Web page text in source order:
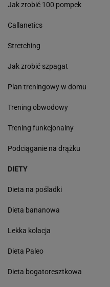
Jak zrobić 100 pompek
Callanetics
Stretching
Jak zrobić szpagat
Plan treningowy w domu
Trening obwodowy
Trening funkcjonalny
Podciąganie na drążku
DIETY
Dieta na pośladki
Dieta bananowa
Lekka kolacja
Dieta Paleo
Dieta bogatoresztkowa